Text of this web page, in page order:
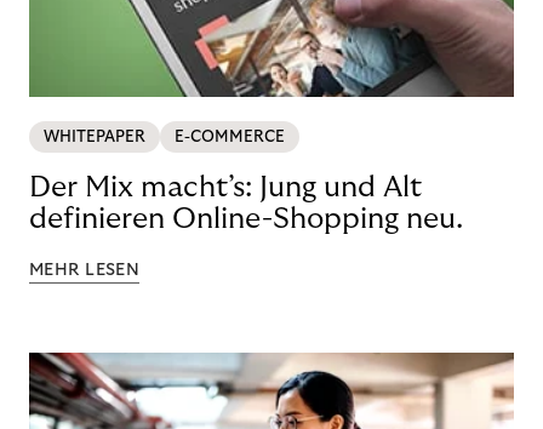
WHITEPAPER E-COMMERCE
Der Mix macht’s: Jung und Alt
definieren Online-Shopping neu.
MEHR LESEN